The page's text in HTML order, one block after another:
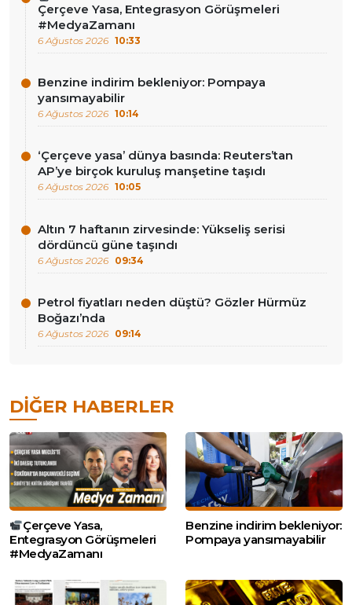
Çerçeve Yasa, Entegrasyon Görüşmeleri
#MedyaZamanı
6 Ağustos 2026 10:33
Benzine indirim bekleniyor: Pompaya
yansımayabilir
6 Ağustos 2026 10:14
‘Çerçeve yasa’ dünya basında: Reuters’tan
AP’ye birçok kuruluş manşetine taşıdı
6 Ağustos 2026 10:05
Altın 7 haftanın zirvesinde: Yükseliş serisi
dördüncü güne taşındı
6 Ağustos 2026 09:34
Petrol fiyatları neden düştü? Gözler Hürmüz
Boğazı’nda
6 Ağustos 2026 09:14
DIĞER HABERLER
Çerçeve Yasa,
Entegrasyon Görüşmeleri
#MedyaZamanı
Benzine indirim bekleniyor:
Pompaya yansımayabilir